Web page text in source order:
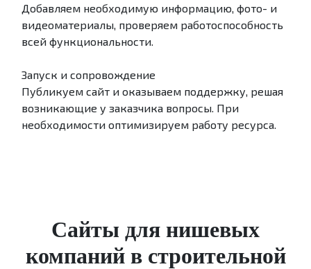
Добавляем необходимую информацию, фото- и
видеоматериалы, проверяем работоспособность
всей функциональности.
Запуск и сопровождение
Публикуем сайт и оказываем поддержку, решая
возникающие у заказчика вопросы. При
необходимости оптимизируем работу ресурса.
Сайты для нишевых
компаний в строительной